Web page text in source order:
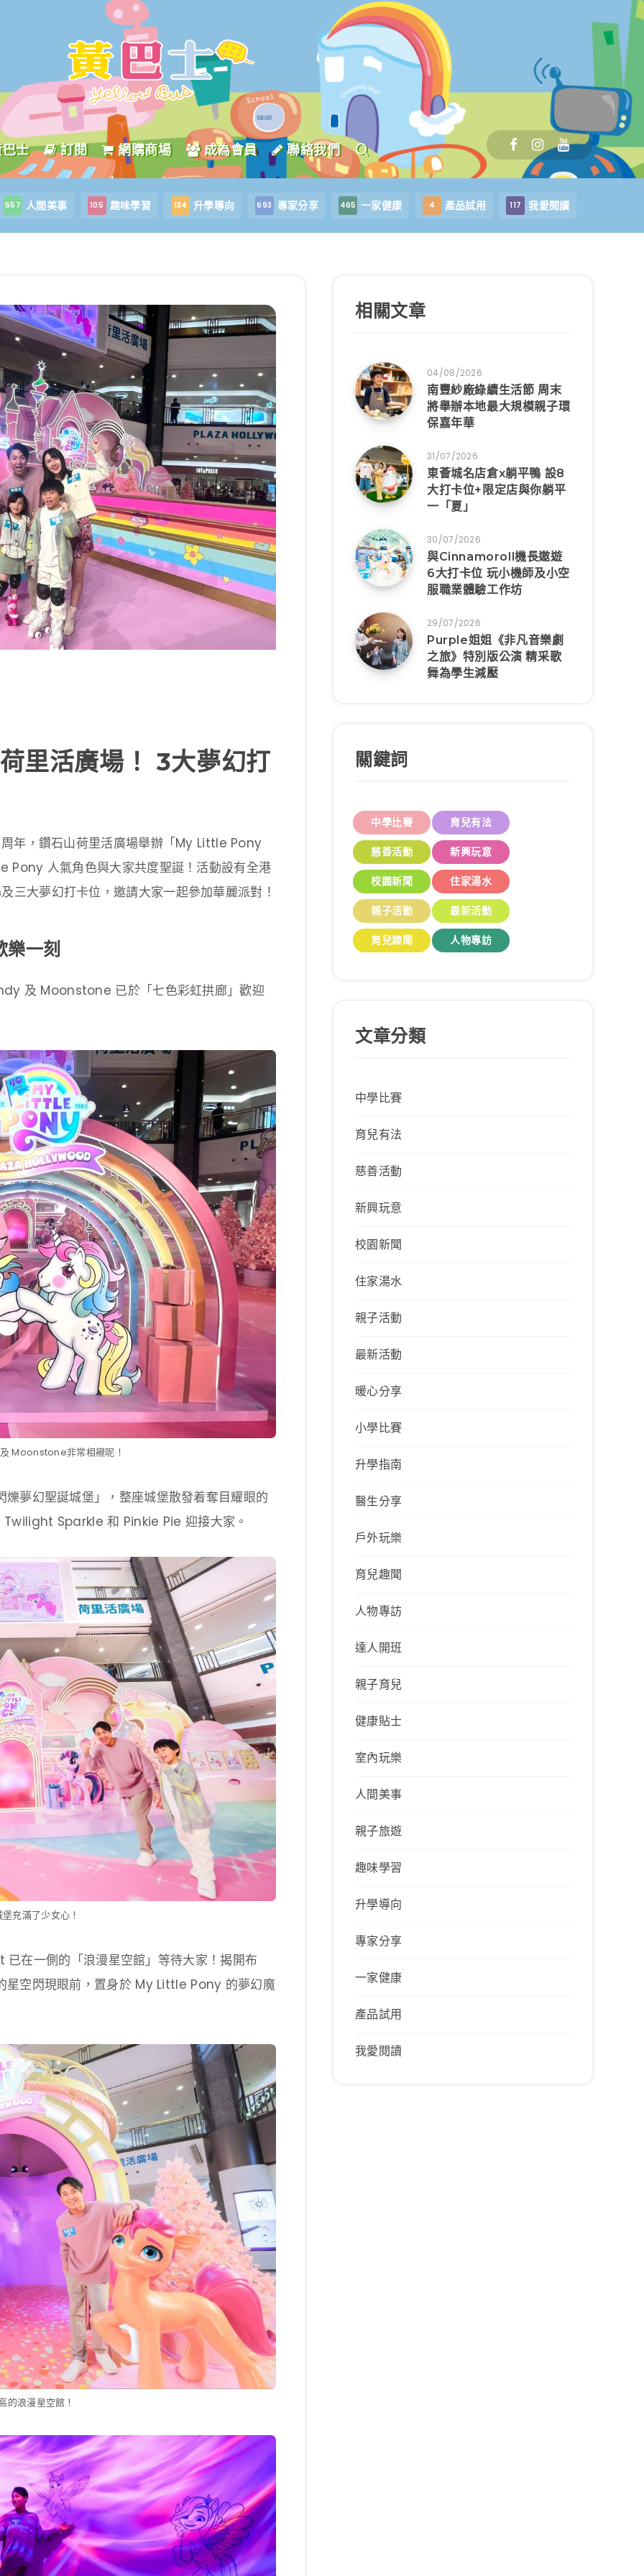
士 訂閱 網購商場 成為會員 聯絡我們
557 人間美事 105 趣味學習 134 升學導向 693 專家分享 465 一家健康 4 產品試用 117 我愛閱讀
活廣場！ 3大夢幻打
年，鑽石山荷里活廣場舉辦「My Little Pony
Pony 人氣角色與大家共度聖誕！活動設有全港
大夢幻打卡位，邀請大家一起參加華麗派對！
樂一刻
及 Moonstone 已於「七色彩虹拱廊」歡迎
Moonstone非常相襯呢！
夢幻聖誕城堡」，整座城堡散發着奪目耀眼的
Sparkle 和 Pinkie Pie 迎接大家。
充滿了少女心！
一側的「浪漫星空館」等待大家！揭開布
星空閃現眼前，置身於 My Little Pony 的夢幻魔
的浪漫星空館！
相關文章
04/08/2026
南豐紗廠綠續生活節 周末
將舉辦本地最大規模親子環
保嘉年華
31/07/2026
東薈城名店倉x躺平鴨 設8
大打卡位+限定店與你躺平
一「夏」
30/07/2026
與Cinnamoroll機長遨遊
6大打卡位 玩小機師及小空
服職業體驗工作坊
29/07/2026
Purple姐姐《非凡音樂劇
之旅》特別版公演 精采歌
舞為學生減壓
關鍵詞
中學比賽 育兒有法
慈善活動 新興玩意
校園新聞 住家湯水
親子活動 最新活動
育兒趣聞 人物專訪
文章分類
中學比賽
育兒有法
慈善活動
新興玩意
校園新聞
住家湯水
親子活動
最新活動
暖心分享
小學比賽
升學指南
醫生分享
戶外玩樂
育兒趣聞
人物專訪
達人開班
親子育兒
健康貼士
室內玩樂
人間美事
親子旅遊
趣味學習
升學導向
專家分享
一家健康
產品試用
我愛閱讀